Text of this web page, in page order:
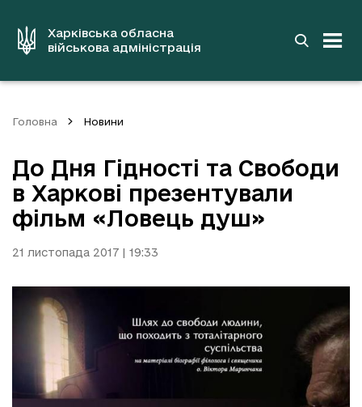
вмістуХарківська обласна
військова адміністрація
Головна Новини
До Дня Гідності та Свободи
в Харкові презентували
фільм «Ловець душ»
21 листопада 2017 | 19:33